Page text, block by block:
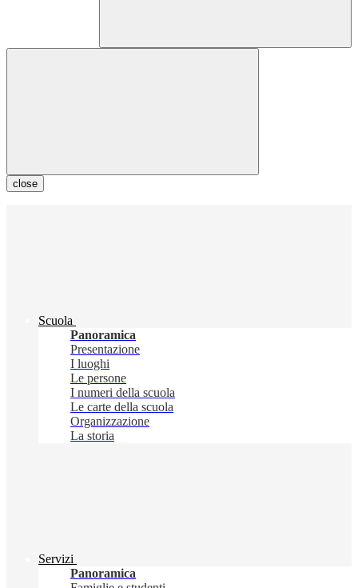
close
Scuola
Panoramica
Presentazione
I luoghi
Le persone
I numeri della scuola
Le carte della scuola
Organizzazione
La storia
Servizi
Panoramica